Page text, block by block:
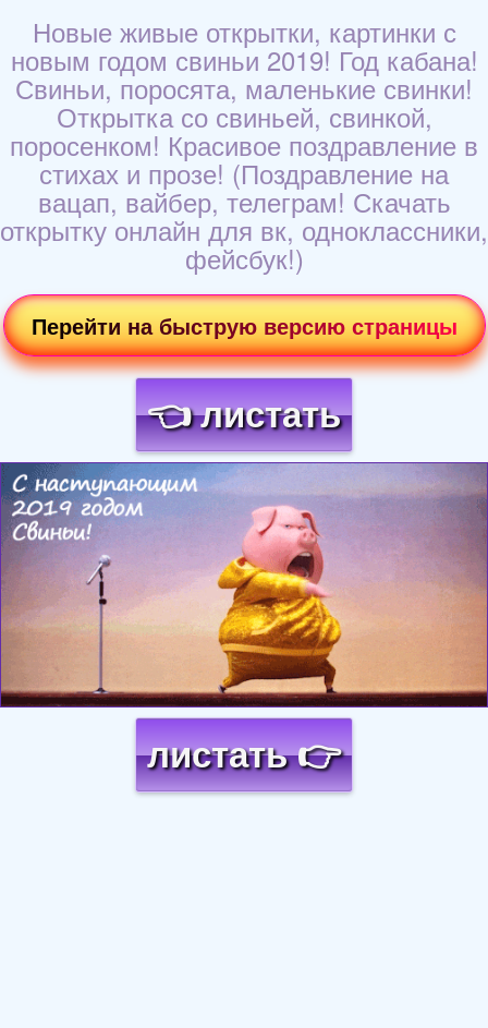
Новые живые открытки, картинки с
новым годом свиньи 2019! Год кабана!
Свиньи, поросята, маленькие свинки!
Открытка со свиньей, свинкой,
поросенком! Красивое поздравление в
стихах и прозе! (Поздравление на
вацап, вайбер, телеграм! Скачать
открытку онлайн для вк, одноклассники,
фейсбук!)
Перейти на быструю версию страницы
👈 листать
Загрузка картинки...
листать 👉